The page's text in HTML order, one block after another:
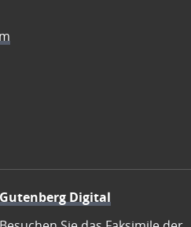
Gutenberg Digital